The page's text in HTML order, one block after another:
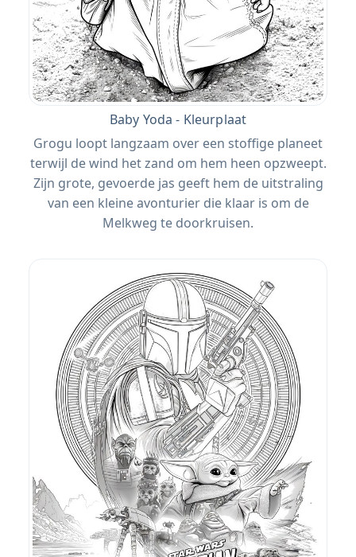
Baby Yoda - Kleurplaat
Grogu loopt langzaam over een stoffige planeet
terwijl de wind het zand om hem heen opzweept.
Zijn grote, gevoerde jas geeft hem de uitstraling
van een kleine avonturier die klaar is om de
Melkweg te doorkruisen.